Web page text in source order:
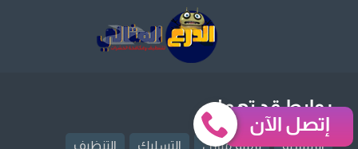
روابط قد تهمك
الرئيسية ترميم منازل التسليك التنظيف
إتصل الآن